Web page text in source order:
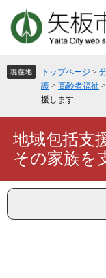
頭
で
飛
ば
本
トップページ >
護 > 高齢者福祉 >
援します
地域包括支
その家族を